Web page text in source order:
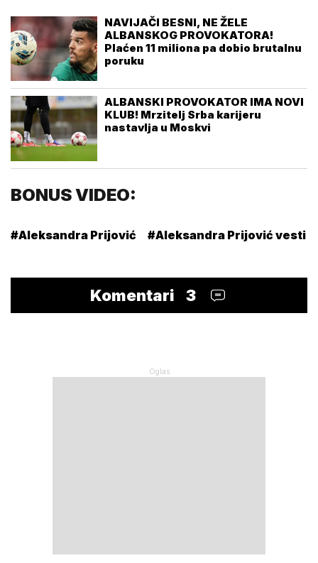
NAVIJAČI BESNI, NE ŽELE
ALBANSKOG PROVOKATORA!
Plaćen 11 miliona pa dobio brutalnu
poruku
ALBANSKI PROVOKATOR IMA NOVI
KLUB! Mrzitelj Srba karijeru
nastavlja u Moskvi
BONUS VIDEO:
#Aleksandra Prijović #Aleksandra Prijović vesti
Komentari 3